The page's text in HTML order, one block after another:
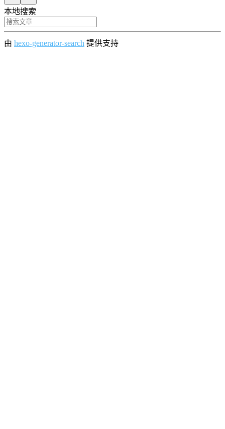
本地搜索
由 hexo-generator-search 提供支持